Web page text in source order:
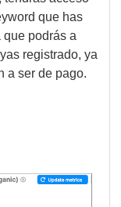
que has
podrás a
registrado, ya
a ser de pago.